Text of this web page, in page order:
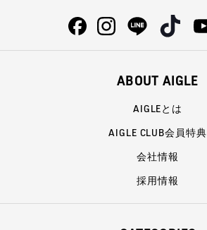
ABOUT AIGLE
AIGLEとは
AIGLE CLUB会員特典
会社情報
採用情報